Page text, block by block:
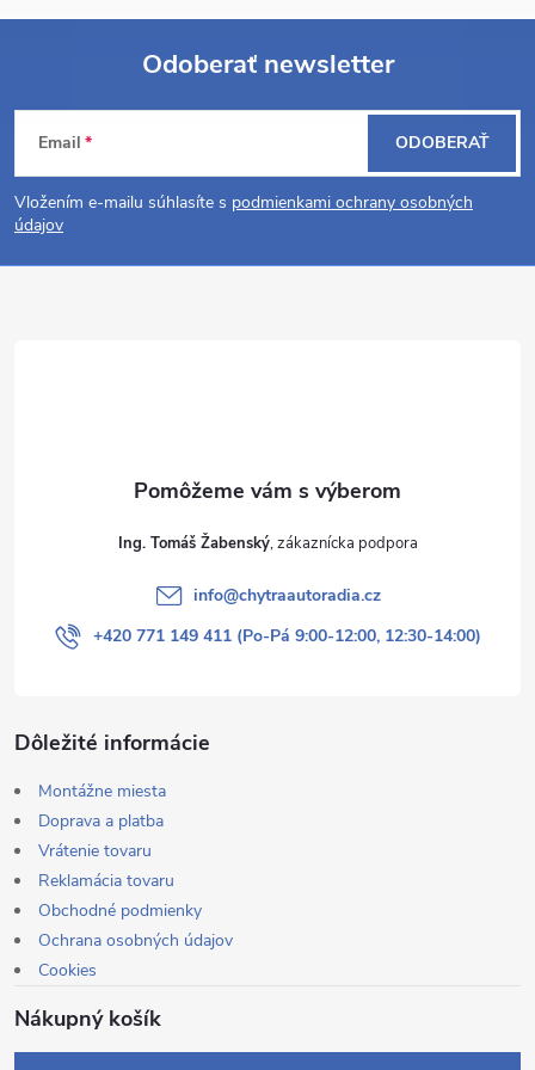
Z
á
p
Odoberať newsletter
Email
Vložením e-mailu súhlasíte s podmienkami ochrany osobných
údajov
ODOBERAŤ
Ing. Tomáš Žabenský
info@chytraautoradia.cz
+420 771 149 411 (Po-Pá 9:00-12:00, 12:30-14:00)
Dôležité informácie
Montážne miesta
Doprava a platba
Vrátenie tovaru
Reklamácia tovaru
Obchodné podmienky
Ochrana osobných údajov
Cookies
Nákupný košík